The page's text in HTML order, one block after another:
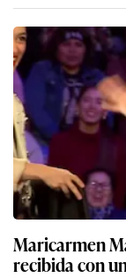
Maricarmen
recibida con